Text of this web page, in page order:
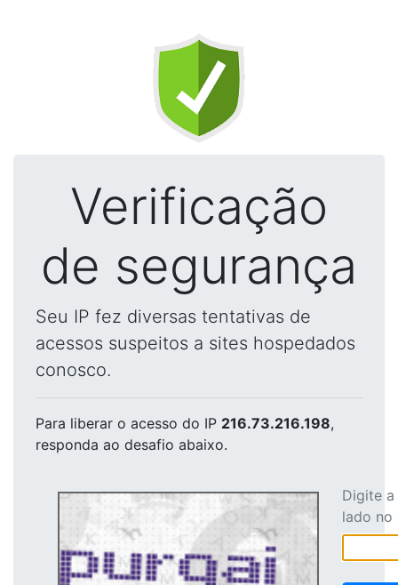
Verificação
de segurança
Seu IP fez diversas tentativas de
acessos suspeitos a sites hospedados
conosco.
Para liberar o acesso do IP 216.73.216.198,
responda ao desafio abaixo.
Digite
lado no